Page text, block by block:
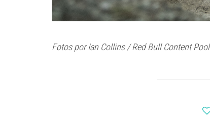
Fotos por Ian Collins / Red Bull Content Pool